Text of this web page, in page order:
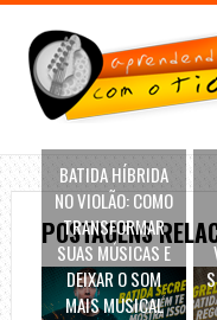
POSTAGENS
BATIDA HÍBRIDA
NO VIOLÃO: COMO
TRANSFORMAR
SUAS MÚSICAS E
DEIXAR O SOM
MAIS MUSICAL